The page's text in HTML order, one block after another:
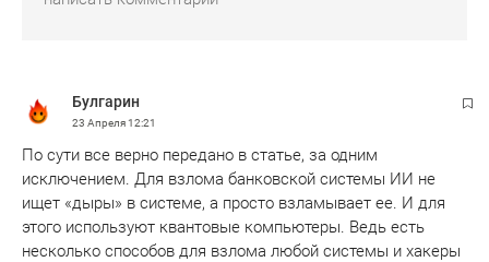
Булгарин
23 Апреля12:21
По сути все верно передано в статье, за одним
исключением. Для взлома банковской системы ИИ не
ищет «дыры» в системе, а просто взламывает ее. И для
этого используют квантовые компьютеры. Ведь есть
несколько способов для взлома любой системы и хакеры